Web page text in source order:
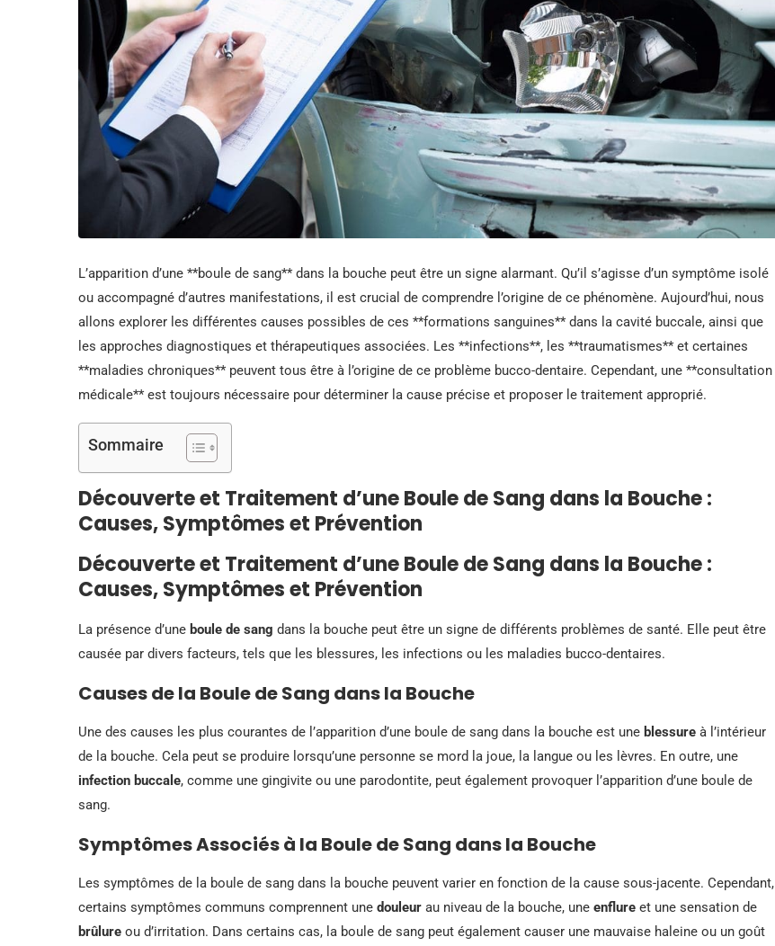
L’apparition d’une **boule de sang** dans la bouche peut être un signe alarmant. Qu’il s’agisse d’un symptôme isolé
ou accompagné d’autres manifestations, il est crucial de comprendre l’origine de ce phénomène. Aujourd’hui, nous
allons explorer les différentes causes possibles de ces **formations sanguines** dans la cavité buccale, ainsi que
les approches diagnostiques et thérapeutiques associées. Les **infections**, les **traumatismes** et certaines
**maladies chroniques** peuvent tous être à l’origine de ce problème bucco-dentaire. Cependant, une **consultation
médicale** est toujours nécessaire pour déterminer la cause précise et proposer le traitement approprié.
Sommaire
Découverte et Traitement d’une Boule de Sang dans la Bouche :
Causes, Symptômes et Prévention
Découverte et Traitement d’une Boule de Sang dans la Bouche :
Causes, Symptômes et Prévention
La présence d’une boule de sang dans la bouche peut être un signe de différents problèmes de santé. Elle peut être
causée par divers facteurs, tels que les blessures, les infections ou les maladies bucco-dentaires.
Causes de la Boule de Sang dans la Bouche
Une des causes les plus courantes de l’apparition d’une boule de sang dans la bouche est une blessure à l’intérieur
de la bouche. Cela peut se produire lorsqu’une personne se mord la joue, la langue ou les lèvres. En outre, une
infection buccale, comme une gingivite ou une parodontite, peut également provoquer l’apparition d’une boule de
sang.
Symptômes Associés à la Boule de Sang dans la Bouche
Les symptômes de la boule de sang dans la bouche peuvent varier en fonction de la cause sous-jacente. Cependant,
certains symptômes communs comprennent une douleur au niveau de la bouche, une enflure et une sensation de
brûlure ou d’irritation. Dans certains cas, la boule de sang peut également causer une mauvaise haleine ou un goût